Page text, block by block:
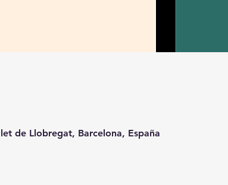
de Llobregat, Barcelona, España